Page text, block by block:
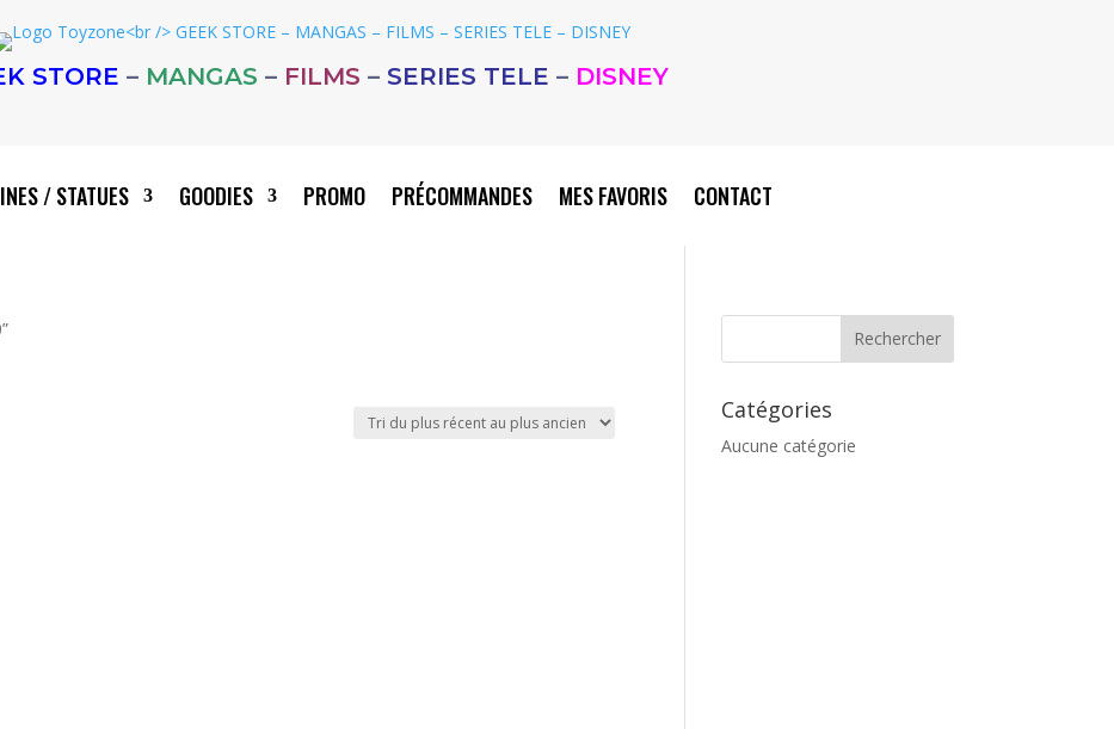
STORE – MANGAS – FILMS – SERIES TELE – DISNEY
/ STATUES GOODIES PROMO PRÉCOMMANDES MES FAVORIS CONTACT
Catégories
Aucune catégorie